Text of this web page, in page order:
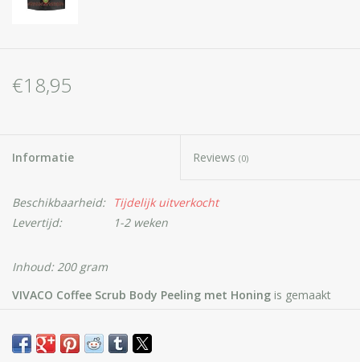
€18,95
Informatie Reviews (0)
Beschikbaarheid:
Tijdelijk uitverkocht
Levertijd:
1-2 weken
Inhoud: 200 gram
VIVACO Coffee Scrub Body Peeling met Honing is gemaakt
koffie, rietsuiker, Himalaya zout en hydraterende oliën.